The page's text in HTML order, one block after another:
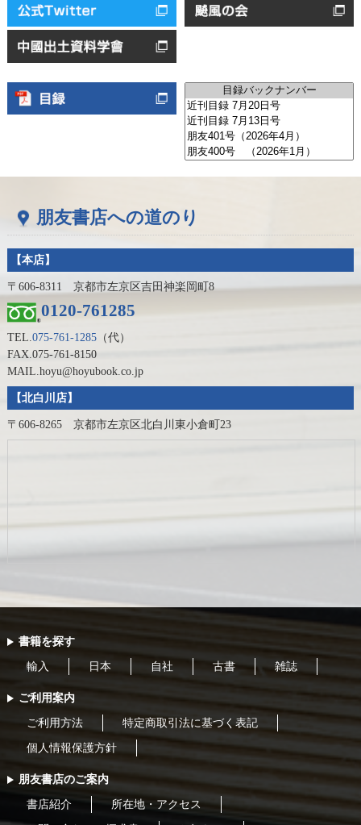
朋友書店への道のり
【本店】
〒606-8311 京都市左京区吉田神楽岡町8
0120-761285
TEL.075-761-1285（代）
FAX.075-761-8150
MAIL.hoyu@hoyubook.co.jp
【北白川店】
〒606-8265 京都市左京区北白川東小倉町23
書籍を探す
輸入 日本 自社 古書 雑誌
ご利用案内
ご利用方法 特定商取引法に基づく表記
個人情報保護方針
朋友書店のご案内
書店紹介 所在地・アクセス